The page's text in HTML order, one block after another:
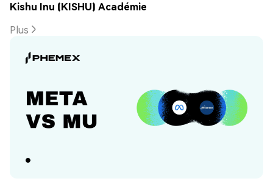
Kishu Inu (KISHU) Académie
Plus